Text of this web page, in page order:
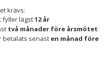
krävs:
fyller lägst12 år
två månader före årsmötet
betalats senast en månad före